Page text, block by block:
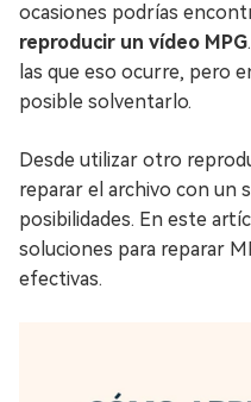
ocasiones podrías
reproducir un vídeo MPG
las que eso ocurre, pero
posible solventarlo.
Desde utilizar otro
reparar el archivo con un
posibilidades. En este
soluciones para reparar
efectivas.